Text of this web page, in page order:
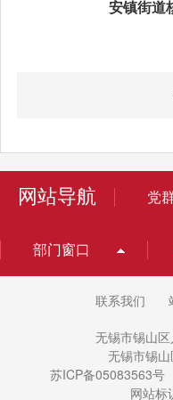
安镇街道
网站导航 党
部门窗口
联系我们
无锡市锡山
无锡市锡
苏ICP备05083563号
网站标